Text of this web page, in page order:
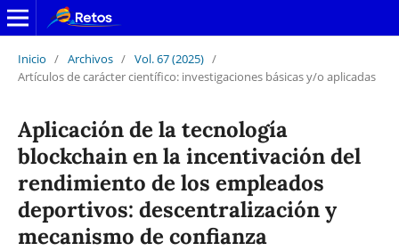
Inicio / Archivos / Vol. 67 (2025) /
Artículos de carácter científico: investigaciones básicas y/o aplicadas
Aplicación de la tecnología
blockchain en la incentivación del
rendimiento de los empleados
deportivos: descentralización y
mecanismo de confianza